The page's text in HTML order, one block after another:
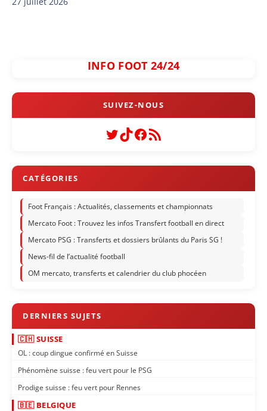
INFO FOOT 24/24
Twitter
TikTok
Facebook
Flux RSS
Foot Français : Actualités, classements et championnats
Mercato Foot : Trouvez les infos Transfert football en direct
Mercato PSG : Transferts et dossiers brûlants du Paris SG !
News-fil de l’actualité football
OM mercato, transferts et calendrier du club phocéen
🇨🇭 SUISSE
OL : coup dingue confirmé en Suisse
Phénomène suisse : feu vert pour le PSG
Prodige suisse : feu vert pour Rennes
🇧🇪 BELGIQUE